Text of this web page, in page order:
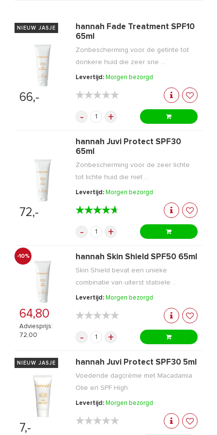
NIEUW JASJE
66,-
hannah Fade Treatment SPF10
65ml
Zonbescherming voor de getinte tot
donkere huid die zeer sne ...
Levertijd: Morgen bezorgd
★★★★★
★★★★★
- +
72,-
hannah Juvi Protect SPF30
65ml
Zonbescherming voor de zeer lichte
tot lichte huid die niet ...
Levertijd: Morgen bezorgd
★★★★★
★★★★★
- +
-10%
64,80
Adviesprijs:
72,00
hannah Skin Shield SPF50 65ml
Skin Shield bevat een unieke
combinatie van uiterst stabiele ...
Levertijd: Morgen bezorgd
★★★★★
★★★★★
- +
NIEUW JASJE
7,-
hannah Juvi Protect SPF30 5ml
Voedende dagcrème met Macadamia
Olie en SPF High.
Levertijd: Morgen bezorgd
★★★★★
★★★★★